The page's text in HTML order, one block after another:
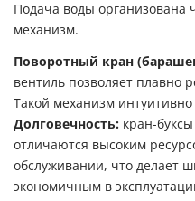
Подача воды
механизм.
Поворотный кран
вентиль позволяет плавно
Такой механизм
Долговечность: кран-
отличаются высоким
обслуживании, что делает
экономичным в